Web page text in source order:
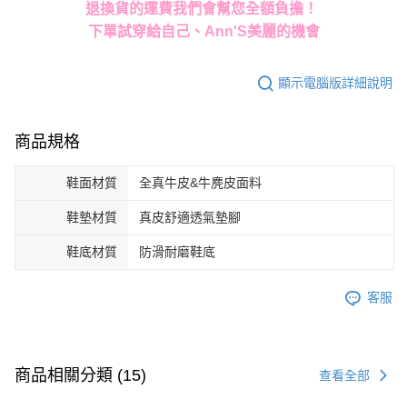
退換貨的運費我們會幫您全額負擔！
下單試穿給自己、Ann'S美麗的機會
顯示電腦版詳細說明
商品規格
鞋面材質 全真牛皮&牛麂皮面料
鞋墊材質 真皮舒適透氣墊腳
鞋底材質 防滑耐磨鞋底
客服
商品相關分類 (15) 查看全部